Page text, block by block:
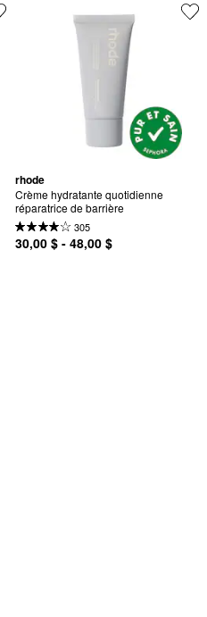
rhode
Crème hydratante quotidienne
réparatrice de barrière
305
30,00 $ - 48,00 $